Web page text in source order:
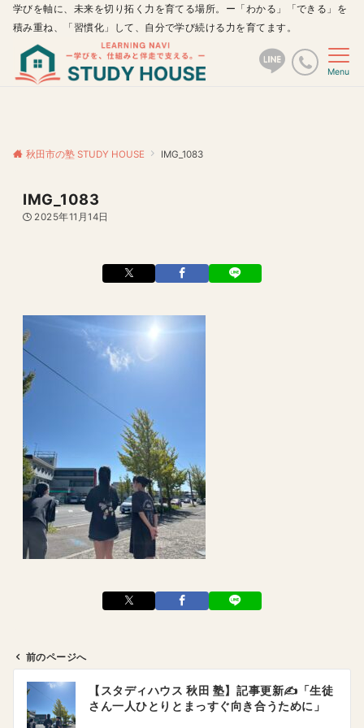
学びを軸に、未来を切り拓く力を育てる場所。ー「わかる」「できる」を
積み重ね、「習慣化」して、自分で学び続ける力を育てます。
Menu
秋田市の塾 STUDY HOUSE IMG_1083
IMG_1083
2025年11月14日
前のページへ
【スタディハウス 秋田 塾】記事更新✍️「生徒
さん一人ひとりとまっすぐ向き合うために」